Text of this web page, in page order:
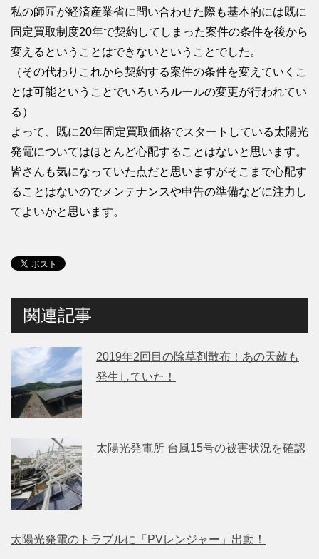
私の師匠が経済産業省に問い合わせた際も基本的には既に
固定買取制度20年で契約してしまった案件の条件を後から
変えるということはできないということでした。
（その代わりこれから契約する案件の条件を変えていくこ
とは可能ということでいろいろルールの変更が行われてい
る）
よって、既に20年固定買取価格でスタートしている太陽光
発電についてはほとんど心配することはないと思います。
皆さんも気になっていた点だと思いますがそこまで心配す
ることはないのでメンテナンスや申告の準備などに注力し
てよいかと思います。
関連記事
2019年2回目の除草剤散布！あの天敵も
発生していた！
太陽光発電所 台風15号の被害状況を確認
太陽光発電のトラブルに「PVレンジャー」出動！